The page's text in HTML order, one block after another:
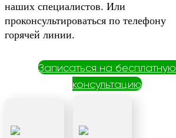
наших специалистов. Или
проконсультироваться по телефону
горячей линии.
Записаться на бесплатную
консультацию